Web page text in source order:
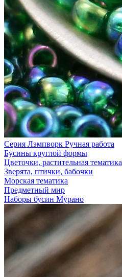
Серия Лэмпворк Ручная работа
Бусины круглой формы
Цветочки, растительная тематика
Зверята, птички, бабочки
Морская тематика
Предметный мир
Наборы бусин Мурано